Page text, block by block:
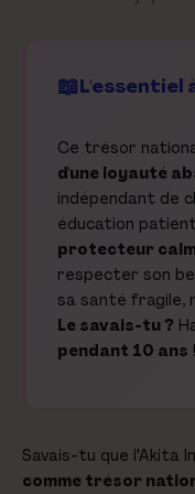
L'essentiel
Ce trésor
d'une loyauté
indépendant de
éducation
protecteur
respecter son
sa santé fragile,
Le savais-tu ?
pendant 10 ans !
Savais-tu que l'Akita
comme trésor